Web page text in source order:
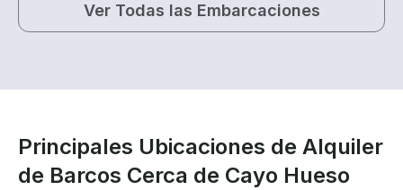
Ver Todas las Embarcaciones
Principales Ubicaciones de Alquiler
de Barcos Cerca de Cayo Hueso